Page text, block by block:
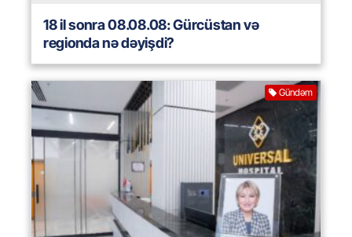
18 il sonra 08.08.08: Gürcüstan və
regionda nə dəyişdi?
Gündəm